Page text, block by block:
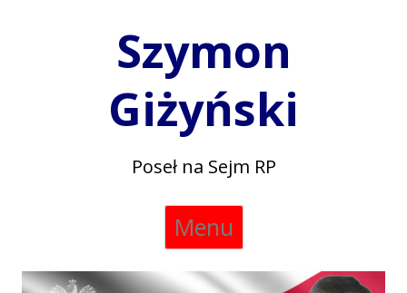
Szymon
Giżyński
Poseł na Sejm RP
Menu
Skip